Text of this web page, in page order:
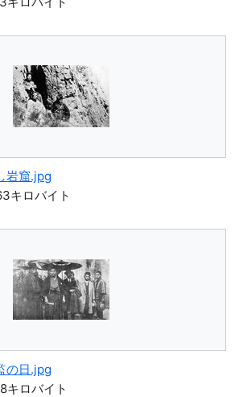
岩窟.jpg
キロバイト
の日.jpg
キロバイト